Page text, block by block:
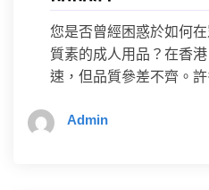
您是否曾經困惑於如何
質素的成人用品？在香
速，但品質參差不齊。
Admin